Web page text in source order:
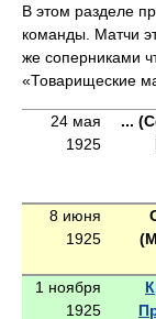
В этом разделе
команды. Матчи
же соперниками
«Товарищеские
24 мая
1925
...
8 июня
1925
1 ноября
1925